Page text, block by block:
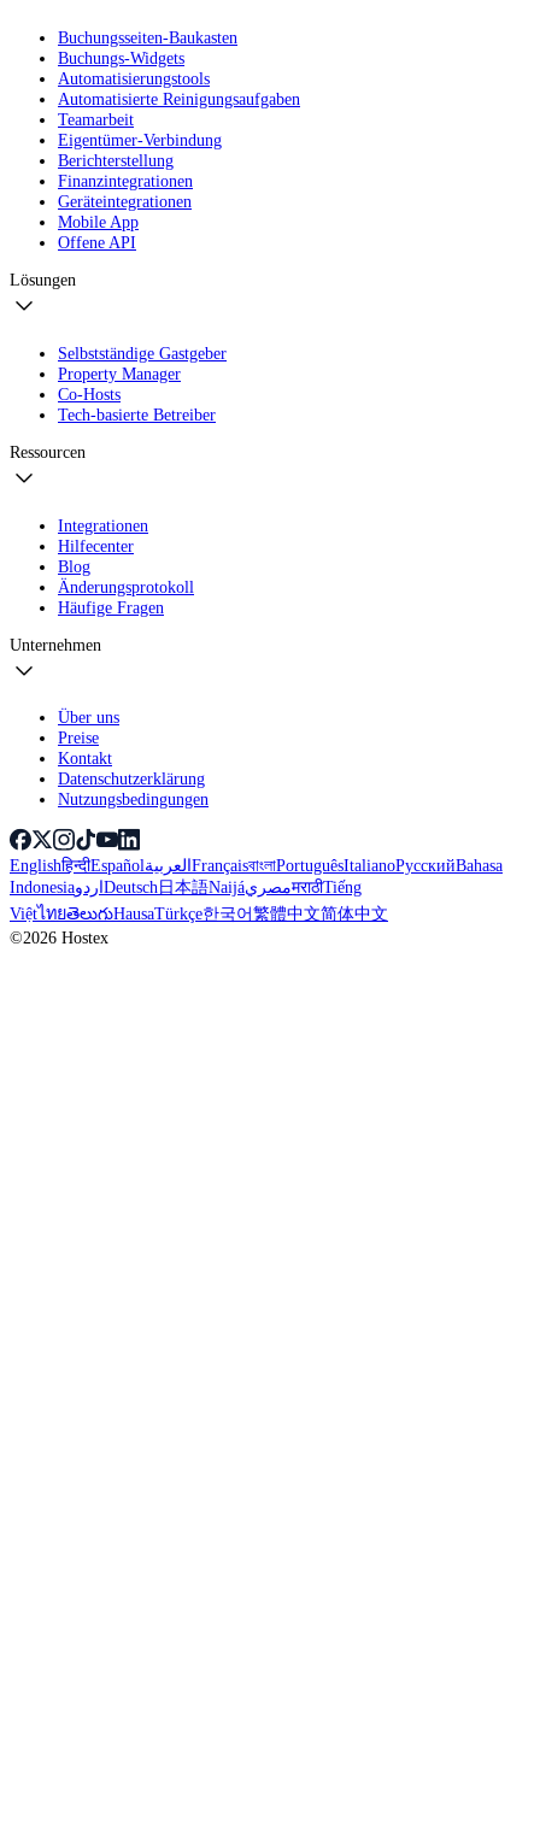
Buchungsseiten-Baukasten
Buchungs-Widgets
Automatisierungstools
Automatisierte Reinigungsaufgaben
Teamarbeit
Eigentümer-Verbindung
Berichterstellung
Finanzintegrationen
Geräteintegrationen
Mobile App
Offene API
Lösungen
Selbstständige Gastgeber
Property Manager
Co-Hosts
Tech-basierte Betreiber
Ressourcen
Integrationen
Hilfecenter
Blog
Änderungsprotokoll
Häufige Fragen
Unternehmen
Über uns
Preise
Kontakt
Datenschutzerklärung
Nutzungsbedingungen
Englishहिन्दीEspañolالعربيةFrançaisবাংলাPortuguêsItalianoРусскийBahasa
IndonesiaاردوDeutsch日本語NaijáمصريमराठीTiếng
ViệtไทยతెలుగుHausaTürkçe한국어繁體中文简体中文
©2026 Hostex